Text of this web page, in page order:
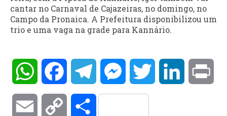
cantar no Carnaval de Cajazeiras, no domingo, no
Campo da Pronaica. A Prefeitura disponibilizou um
trio e uma vaga na grade para Kannário.
WhatsAppFacebookTelegramMessengerTwitter LinkedIn
Email Copy Compartilhar